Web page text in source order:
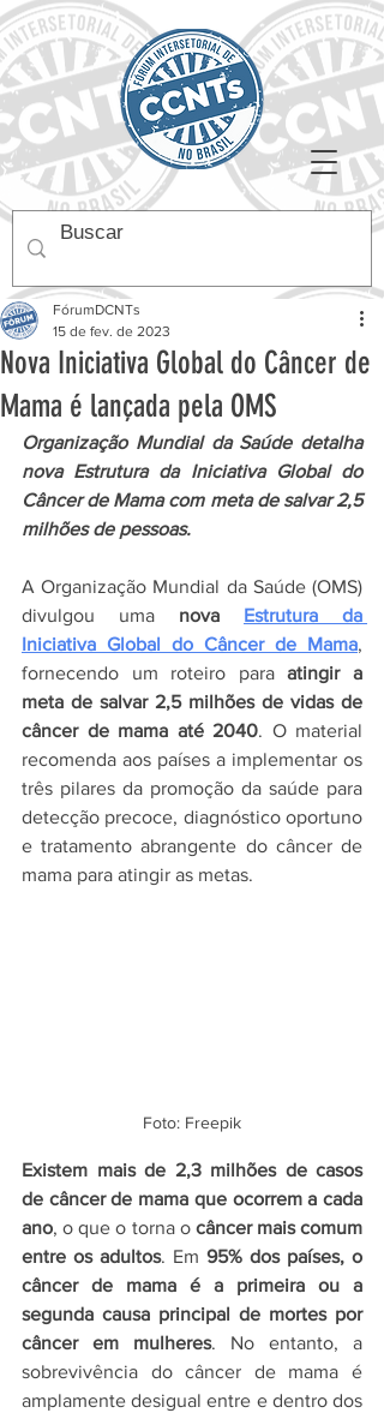
Nova Iniciativa Global do Câncer de
Mama é lançada pela OMS
FórumDCNTs
15 de fev. de 2023
Organização Mundial da Saúde detalha
nova Estrutura da Iniciativa Global do
Câncer de Mama com meta de salvar 2,5
milhões de pessoas.
A Organização Mundial da Saúde (OMS)
divulgou uma nova Estrutura da
Iniciativa Global do Câncer de Mama,
fornecendo um roteiro para atingir a
meta de salvar 2,5 milhões de vidas de
câncer de mama até 2040. O material
recomenda aos países a implementar os
três pilares da promoção da saúde para
detecção precoce, diagnóstico oportuno
e tratamento abrangente do câncer de
mama para atingir as metas.
Foto: Freepik
Existem mais de 2,3 milhões de casos
de câncer de mama que ocorrem a cada
ano, o que o torna o câncer mais comum
entre os adultos. Em 95% dos países, o
câncer de mama é a primeira ou a
segunda causa principal de mortes por
câncer em mulheres. No entanto, a
sobrevivência do câncer de mama é
amplamente desigual entre e dentro dos